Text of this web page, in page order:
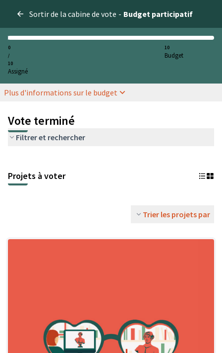
Sortir de la cabine de vote - Budget participatif
0
/
10
Assigné
10
Budget
Plus d'informations sur le budget
Vote terminé
Filtrer et rechercher
Projets à voter
Trier les projets par